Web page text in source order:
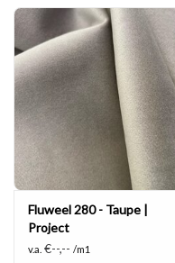
Fluweel 280 - Taupe |
Project
v.a. €--,-- /m1